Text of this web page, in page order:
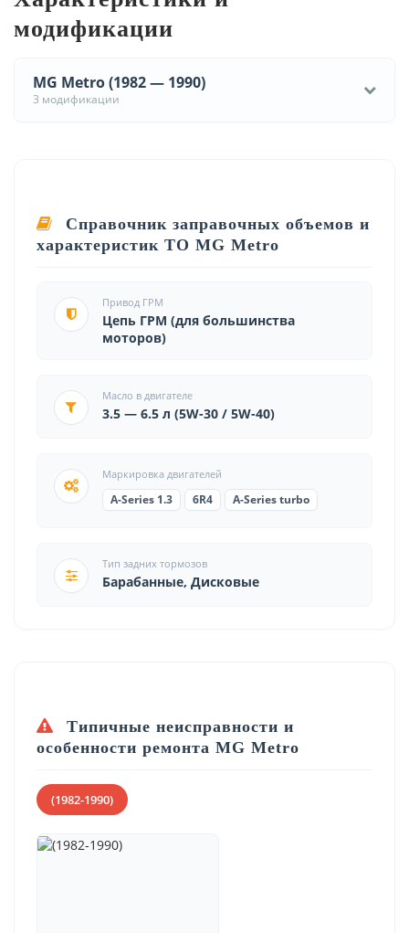
модификации
MG Metro (1982 — 1990)
3 модификации
Справочник заправочных объемов и
характеристик ТО MG Metro
Привод ГРМ
Цепь ГРМ (для большинства
моторов)
Масло в двигателе
3.5 — 6.5 л (5W-30 / 5W-40)
Маркировка двигателей
A-Series 1.3
6R4 A-Series turbo
Тип задних тормозов
Барабанные, Дисковые
Типичные неисправности и
особенности ремонта MG Metro
(1982-1990)